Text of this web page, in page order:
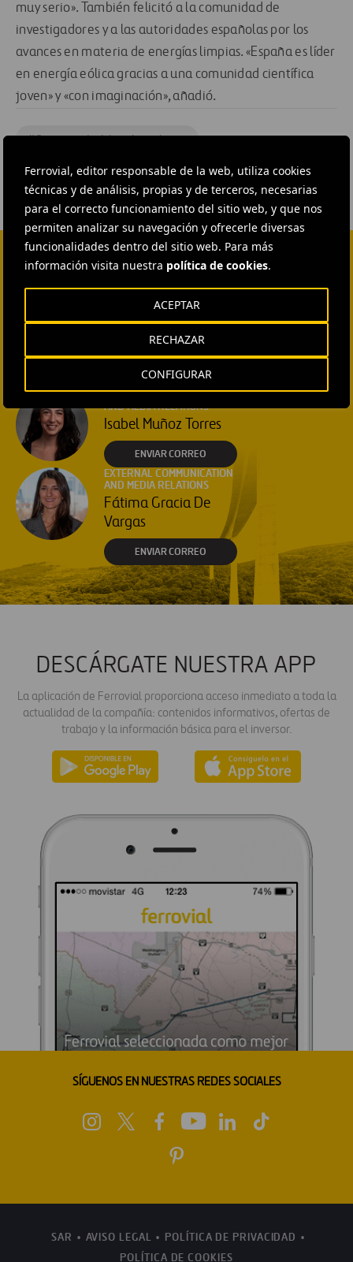
Ferrovial, editor responsable de la web, utiliza cookies
técnicas y de análisis, propias y de terceros, necesarias
para el correcto funcionamiento del sitio web, y que nos
permiten analizar su navegación y ofrecerle diversas
funcionalidades dentro del sitio web. Para más
información visita nuestra política de cookies.
CONFIGURAR
RECHAZAR
ACEPTAR
muy serio». También felicitó a la comunidad de
investigadores y a las autoridades españolas por los
avances en materia de energías limpias. «España es líder
en energía eólica gracias a una comunidad científica
joven» y «con imaginación», añadió.
#Conservación del medio ambiente
CONTACTA CON NOSOTROS
HEAD OF EXTERNAL
INSTITUTIONAL RELATIONS
Ana García Ruiz
ENVIAR CORREO
EXTERNAL COMMUNICATION
AND MEDIA RELATIONS
Isabel Muñoz Torres
ENVIAR CORREO
EXTERNAL COMMUNICATION
AND MEDIA RELATIONS
Fátima Gracia De
Vargas
ENVIAR CORREO
DESCÁRGATE NUESTRA APP
La aplicación de Ferrovial proporciona acceso inmediato a toda la
actualidad de la compañía: contenidos informativos, ofertas de
trabajo y la información básica para el inversor.
SÍGUENOS EN NUESTRAS REDES SOCIALES
SAR AVISO LEGAL
POLÍTICA DE PRIVACIDAD
POLÍTICA DE COOKIES